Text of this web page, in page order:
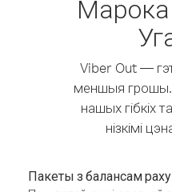
Марока
Viber Out —
меншыя грошы.
нашых гібкіх
нізкімі
Пакеты з балансам